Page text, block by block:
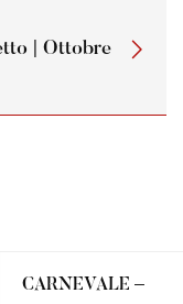
| Ottobre
CARNEVALE –